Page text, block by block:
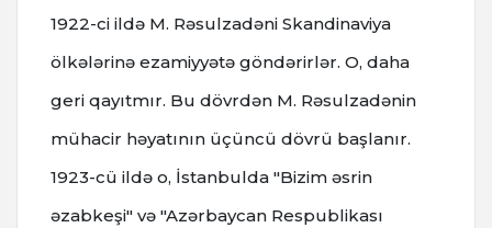
1922-ci ildə M. Rəsulzadəni Skandinaviya
ölkələrinə ezamiyyətə göndərirlər. O, daha
geri qayıtmır. Bu dövrdən M. Rəsulzadənin
mühacir həyatının üçüncü dövrü başlanır.
1923-cü ildə o, İstanbulda "Bizim əsrin
əzabkeşi" və "Azərbaycan Respublikası